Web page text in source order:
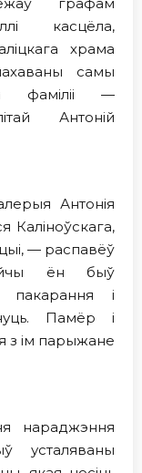
графам
касцёла,
храма
самы
фаміліі —
Антоній
Антонія
Каліноўскага,
— распавёў
ён быў
пакарання і
Памёр і
з ім парыжане
нараджэння
усталяваны